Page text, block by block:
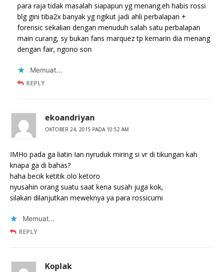
para raja tidak masalah siapapun yg menang.eh habis rossi
blg gini tiba2x banyak yg ngikut jadi ahli perbalapan +
forensic sekalian dengan menuduh salah satu perbalapan
main curang, sy bukan fans marquez tp kemarin dia menang
dengan fair, ngono son
Memuat...
REPLY
ekoandriyan
OKTOBER 24, 2015 PADA 10:52 AM
IMHo pada ga liatin Ian nyruduk miring si vr di tikungan kah
knapa ga di bahas?
haha becik ketitik olo ketoro
nyusahin orang suatu saat kena susah juga kok,
silakan dilanjutkan meweknya ya para rossicumi
Memuat...
REPLY
Koplak